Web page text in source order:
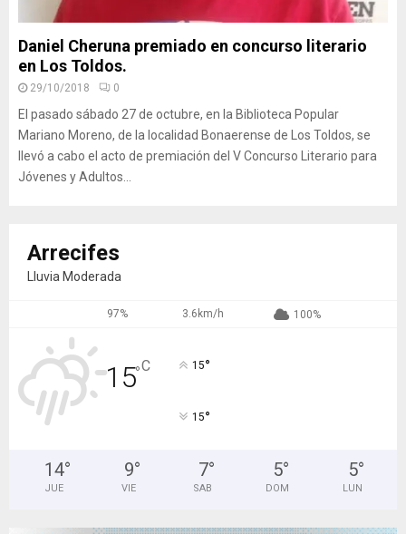
Daniel Cheruna premiado en concurso literario
en Los Toldos.
29/10/2018 0
El pasado sábado 27 de octubre, en la Biblioteca Popular
Mariano Moreno, de la localidad Bonaerense de Los Toldos, se
llevó a cabo el acto de premiación del V Concurso Literario para
Jóvenes y Adultos...
Arrecifes
Lluvia Moderada
97% 3.6km/h 100%
15°C 15°
15°
14°
JUE
9°
VIE
7°
SAB
5°
DOM
5°
LUN